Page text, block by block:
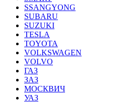
SSANGYONG
SUBARU
SUZUKI
TESLA
TOYOTA
VOLKSWAGEN
VOLVO
ГАЗ
ЗАЗ
МОСКВИЧ
УАЗ